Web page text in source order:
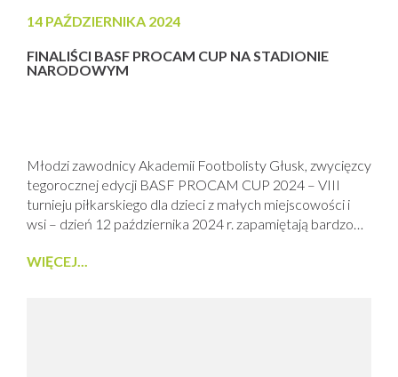
14 PAŹDZIERNIKA 2024
FINALIŚCI BASF PROCAM CUP NA STADIONIE
NARODOWYM
Młodzi zawodnicy Akademii Footbolisty Głusk, zwycięzcy
tegorocznej edycji BASF PROCAM CUP 2024 – VIII
turnieju piłkarskiego dla dzieci z małych miejscowości i
wsi – dzień 12 października 2024 r. zapamiętają bardzo
Legii Warszawa, dzieciaki wzięły udział w meczu Ligi
WIĘCEJ...